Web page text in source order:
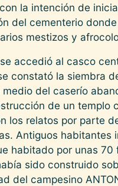
la intención de
del cementerio
mestizos y
accedió al casco
constató la siembra
medio del caserío
de un templo
los relatos por parte
Antiguos habitantes
habitado por unas 70
sido construido
del campesino